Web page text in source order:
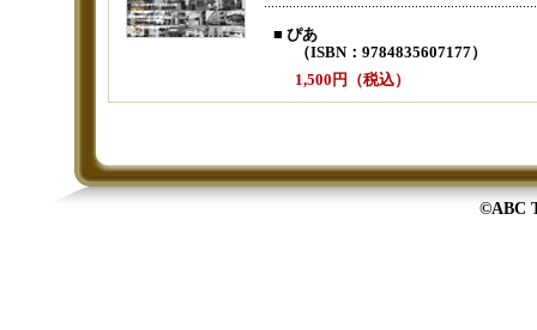
■ ぴあ
（ISBN：9784835607177）
1,500円（税込）
©ABC